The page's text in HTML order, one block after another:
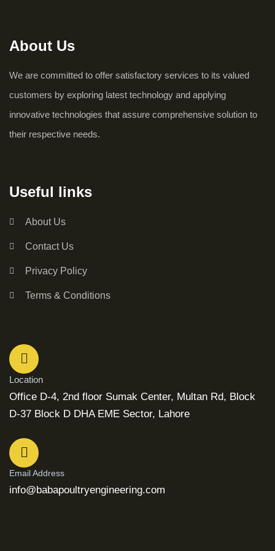
About Us
We are committed to offer satisfactory services to its valued
customers by exploring latest technology and applying
innovative technologies that assure comprehensive solution to
their respective needs.
Useful links
About Us
Contact Us
Privacy Policy
Terms & Conditions
Location
Office D-4, 2nd floor Sumak Center, Multan Rd, Block
D-37 Block D DHA EME Sector, Lahore
Email Address
info@babapoultryengineering.com